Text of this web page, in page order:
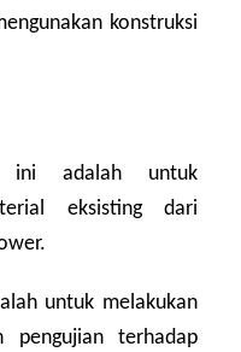
konstruksi
ini adalah untuk
eksisting dari
untuk melakukan
pengujian terhadap